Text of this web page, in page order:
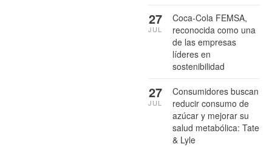
Coca-Cola FEMSA,
reconocida como una
de las empresas
líderes en
sostenibilidad
27
JUL
Consumidores buscan
reducir consumo de
azúcar y mejorar su
salud metabólica: Tate
& Lyle
27
JUL